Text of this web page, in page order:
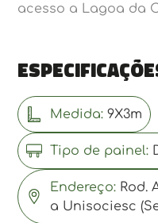
acesso a Lagoa da
Medida: 9X3m
Tipo de painel:
Endereço: Rod.
a Unisociesc